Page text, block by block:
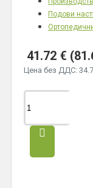
41.72 €
Цена без ДДС:
Подови